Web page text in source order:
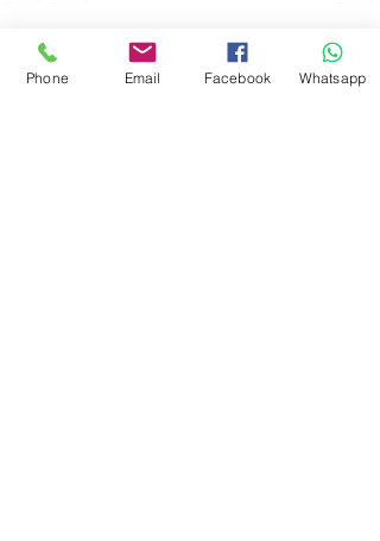
Post recenti Mostra tutti
Phone Email Facebook Whatsapp